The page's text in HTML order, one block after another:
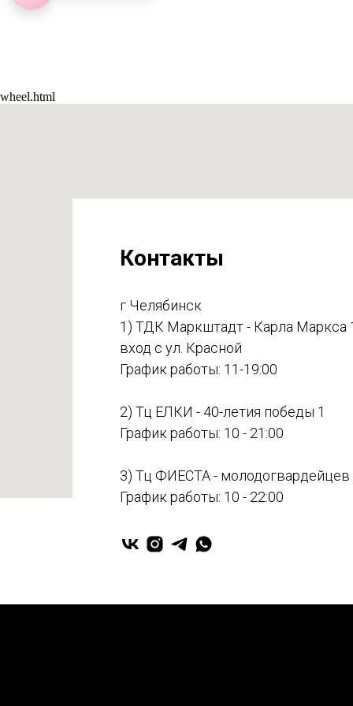
wheel.html
Контакты
г Челябинск
1) ТДК Маркштадт - Карла Маркса
вход с ул. Красной
График работы: 11-19:00
2) Тц ЕЛКИ - 40-летия победы 1
График работы: 10 - 21:00
3) Тц ФИЕСТА - молодогвардейцев
График работы: 10 - 22:00